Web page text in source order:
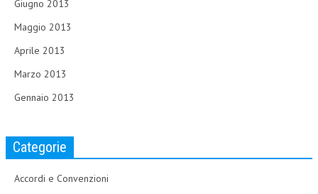
Giugno 2013
Maggio 2013
Aprile 2013
Marzo 2013
Gennaio 2013
Categorie
Accordi e Convenzioni